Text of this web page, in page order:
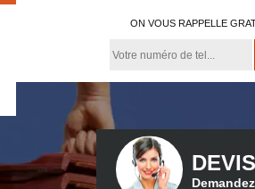
ON VOUS RAPPELLE